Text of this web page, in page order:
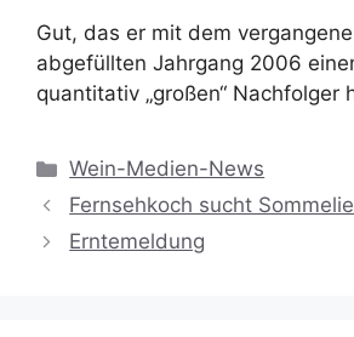
Gut, das er mit dem
abgefüllten Jahrgang 2006
quantitativ „großen“ Nachfolger
Kategorien
Wein-Medien-News
Fernsehkoch sucht
Erntemeldung